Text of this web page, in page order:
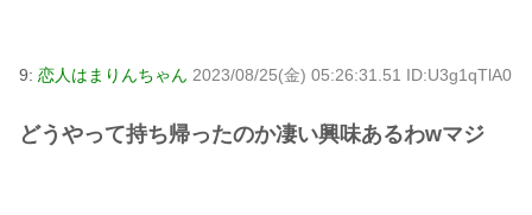
9: 恋人はまりんちゃん 2023/08/25(金) 05:26:31.51 ID:U3g1qTlA0
どうやって持ち帰ったのか凄い興味あるわwマジ